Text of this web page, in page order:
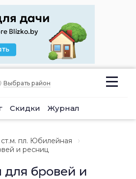
Выбрать район
Скидки Журнал
ст.м. пл. Юбилейная
и ресниц
бровей и